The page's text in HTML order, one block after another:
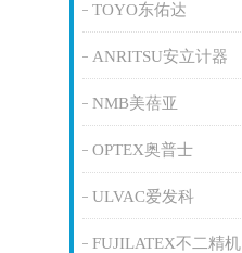
TOYO东佑达
ANRITSU安立计器
NMB美蓓亚
OPTEX奥普士
ULVAC爱发科
FUJILATEX不二精机